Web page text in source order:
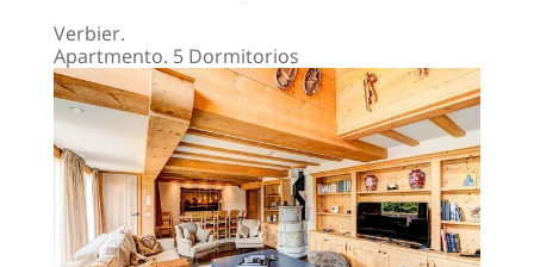
Verbier.
Apartmento. 5 Dormitorios